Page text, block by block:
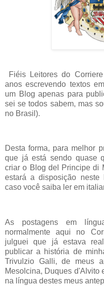
Fiéis Leitores do
anos escrevendo textos
um Blog apenas para
sei se todos sabem, mas
no Brasil).
Desta forma, para melhor
que já está sendo quase
criar o Blog del Principe di
estará a disposição neste
caso você saiba ler em
As postagens em
normalmente aqui no
julguei que já estava
publicar a história de
Trivulzio Galli, de meus
Mesolcina, Duques d'Alvito
na língua destes meus